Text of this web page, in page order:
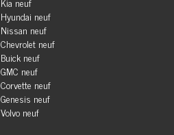
Hyundai neuf
Nissan neuf
Chevrolet neuf
Buick neuf
GMC neuf
Corvette neuf
Genesis neuf
Volvo neuf